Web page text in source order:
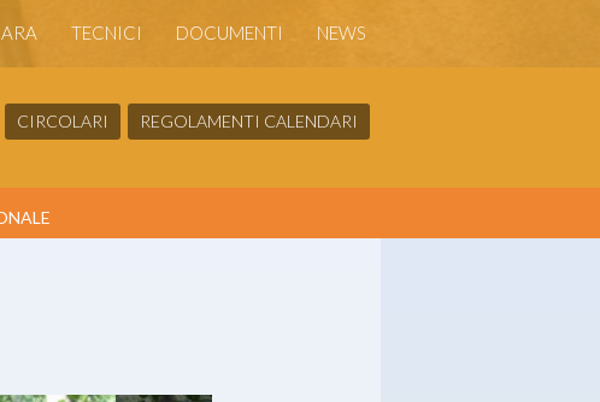
TECNICI DOCUMENTI NEWS
CIRCOLARI REGOLAMENTI CALENDARI